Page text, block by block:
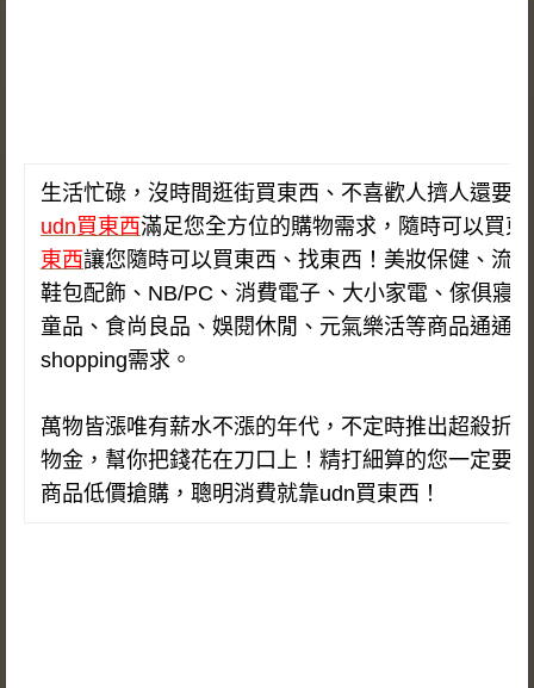
生活忙碌，沒時間逛街買東西、不喜歡人擠人還要
udn買東西滿足您全方位的購物需求，隨時可以買東
東西讓您隨時可以買東西、找東西！美妝保健、流
鞋包配飾、NB/PC、消費電子、大小家電、傢俱寢
童品、食尚良品、娛閱休閒、元氣樂活等商品通通
shopping需求。
萬物皆漲唯有薪水不漲的年代，不定時推出超殺折
物金，幫你把錢花在刀口上！精打細算的您一定要
商品低價搶購，聰明消費就靠udn買東西！